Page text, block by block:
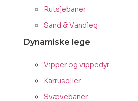
Rutsjebaner
Sand & Vandleg
Dynamiske lege
Vipper og vippedyr
Karruseller
Svævebaner